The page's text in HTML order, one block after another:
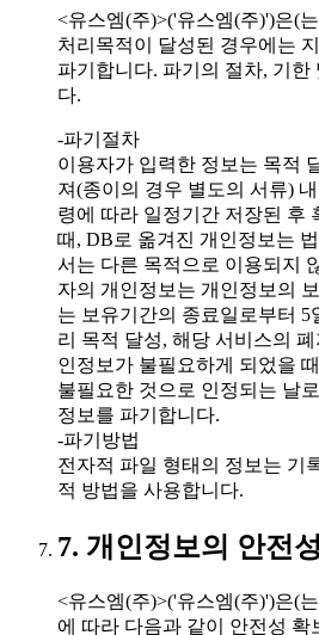
<유스엠(주)>('유스엠(주)')은(
처리목적이 달성된 경우에는
파기합니다. 파기의 절차, 기한
다.
-파기절차
이용자가 입력한 정보는 목적
져(종이의 경우 별도의 서류)
령에 따라 일정기간 저장된 후
때, DB로 옮겨진 개인정보는
서는 다른 목적으로 이용되지
자의 개인정보는 개인정보의
는 보유기간의 종료일로부터 5
리 목적 달성, 해당 서비스의
인정보가 불필요하게 되었을
불필요한 것으로 인정되는 날
정보를 파기합니다.
-파기방법
전자적 파일 형태의 정보는 기
적 방법을 사용합니다.
7. 개인정보의 안전
<유스엠(주)>('유스엠(주)')은(
에 따라 다음과 같이 안전성 확